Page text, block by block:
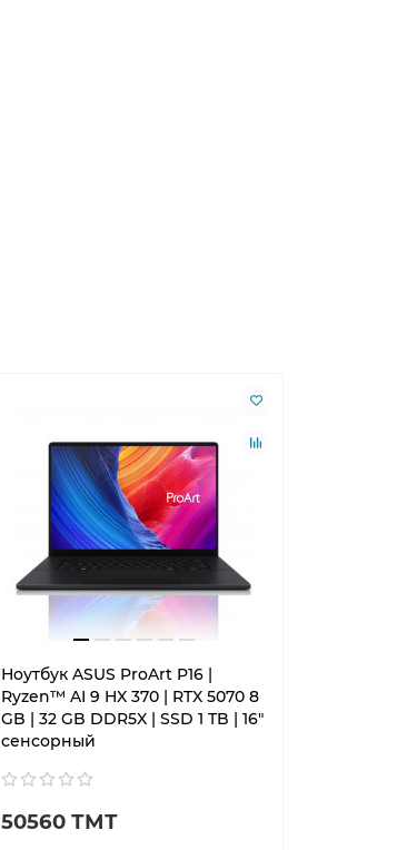
Ноутбук ASUS ProArt P16 |
Ryzen™ AI 9 HX 370 | RTX 5070 8
GB | 32 GB DDR5X | SSD 1 TB | 16"
сенсорный
50560 ТМТ